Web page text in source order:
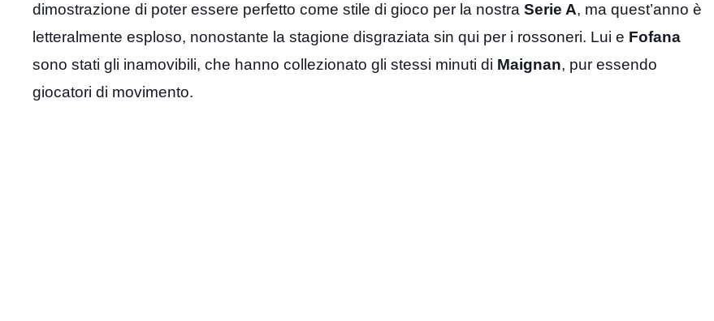
dimostrazione di poter essere perfetto come stile di gioco per la nostra Serie A, ma quest’anno è
letteralmente esploso, nonostante la stagione disgraziata sin qui per i rossoneri. Lui e Fofana
sono stati gli inamovibili, che hanno collezionato gli stessi minuti di Maignan, pur essendo
giocatori di movimento.